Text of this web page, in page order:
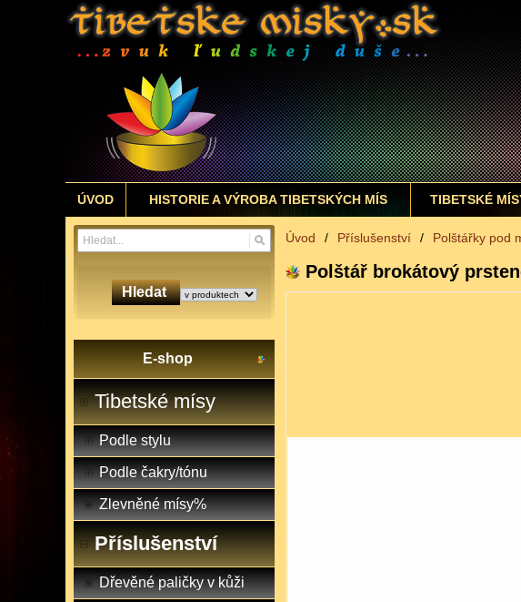
ÚVOD HISTORIE A VÝROBA TIBETSKÝCH MÍS TIBETSKÉ
Hledat
E-shop
Tibetské mísy
Podle stylu
Podle čakry/tónu
Zlevněné mísy%
Příslušenství
Dřevěné paličky v kůži
Úvod / Příslušenství / Polštářky pod
Polštář brokátový